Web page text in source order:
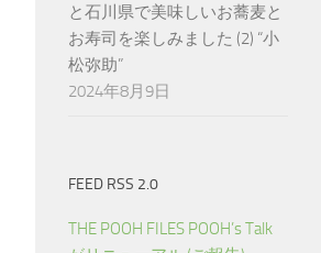
と石川県で美味しいお蕎麦と
お寿司を楽しみました (2) “小
松弥助”
2024年8月9日
FEED RSS 2.0
THE POOH FILES POOH’s Talk